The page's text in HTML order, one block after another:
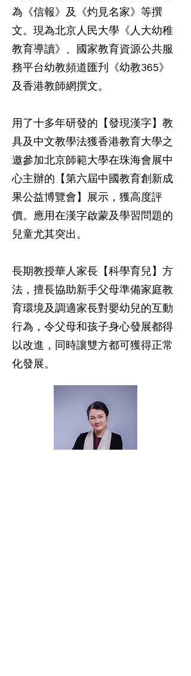
為《信報》及《灼見名家》等撰
文。現為北京人民大學《人大幼稚
教育導讀》、國家教育資源公共服
務平台幼教頻道匯刋《幼教365》
及香港教師網撰文。
用了十多年研發的【發現漢字】教
具及中文教學法獲香港教育大學之
邀參加北京師範大學在珠海會展中
心主辦的【第六屆中國教育創新成
果公益博覽會】展示，獲高度評
價。應用在漢字啟蒙及學習問題的
兒童尤其突出。
長期教授華人家長【科學育兒】方
法，擅長協助新手父母準備家庭教
育環境及調適家長對嬰幼兒的互動
行為，令父母和孩子身心發展都得
以改進，同時讓雙方都可獲得正常
化發展。